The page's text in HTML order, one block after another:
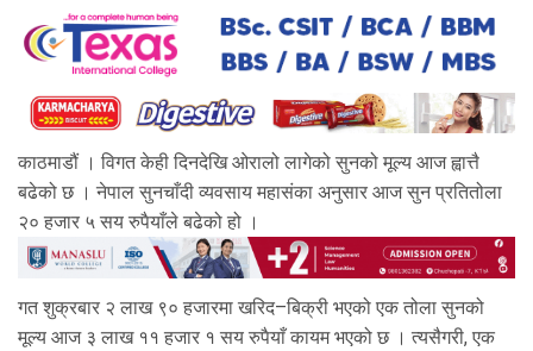
काठमाडौं । विगत केही दिनदेखि ओरालो लागेको सुनको मूल्य आज ह्वात्तै
बढेको छ । नेपाल सुनचाँदी व्यवसाय महासंका अनुसार आज सुन प्रतितोला
२० हजार ५ सय रुपैयाँले बढेको हो ।
गत शुक्रबार २ लाख ९० हजारमा खरिद–बिक्री भएको एक तोला सुनको
मूल्य आज ३ लाख ११ हजार १ सय रुपैयाँ कायम भएको छ । त्यसैगरी, एक